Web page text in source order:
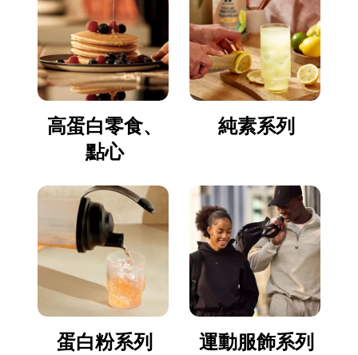
高蛋白零食、
點心
純素系列
蛋白粉系列 運動服飾系列